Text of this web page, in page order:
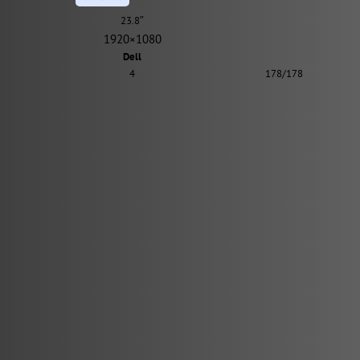
23.8″
1920×1080
Dell
4 178/178